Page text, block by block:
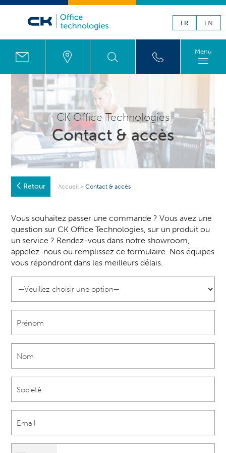
FR EN
Menu
CK Office Technologies
Contact & accès
Retour Accueil >Contact & accès
Vous souhaitez passer une commande ? Vous avez une
question sur CK Office Technologies, sur un produit ou
un service ? Rendez-vous dans notre showroom,
appelez-nous ou remplissez ce formulaire. Nos équipes
vous répondront dans les meilleurs délais.